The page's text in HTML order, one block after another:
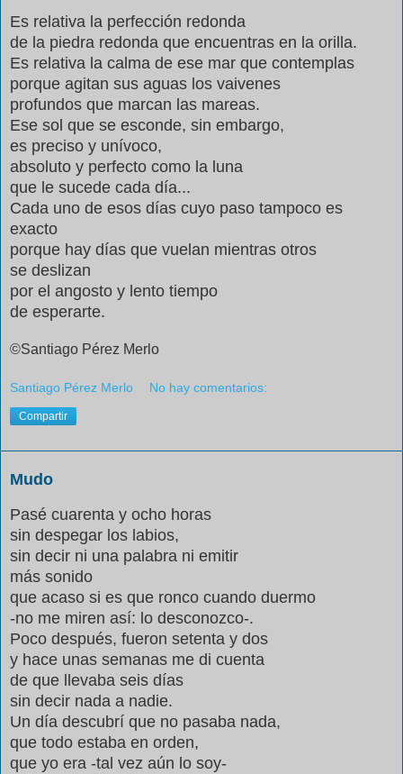
Es relativa la perfección redonda
de la piedra redonda que encuentras en la orilla.
Es relativa la calma de ese mar que contemplas
porque agitan sus aguas los vaivenes
profundos que marcan las mareas.
Ese sol que se esconde, sin embargo,
es preciso y unívoco,
absoluto y perfecto como la luna
que le sucede cada día...
Cada uno de esos días cuyo paso tampoco es
exacto
porque hay días que vuelan mientras otros
se deslizan
por el angosto y lento tiempo
de esperarte.
©Santiago Pérez Merlo
Santiago Pérez Merlo No hay comentarios:
Compartir
Mudo
Pasé cuarenta y ocho horas
sin despegar los labios,
sin decir ni una palabra ni emitir
más sonido
que acaso si es que ronco cuando duermo
-no me miren así: lo desconozco-.
Poco después, fueron setenta y dos
y hace unas semanas me di cuenta
de que llevaba seis días
sin decir nada a nadie.
Un día descubrí que no pasaba nada,
que todo estaba en orden,
que yo era -tal vez aún lo soy-